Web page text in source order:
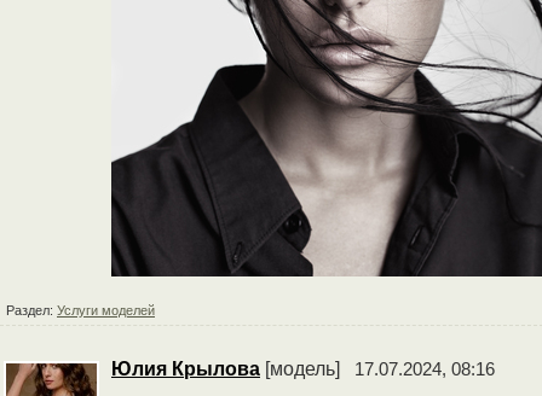
Раздел: Услуги моделей
Юлия Крылова [модель] 17.07.2024, 08:16